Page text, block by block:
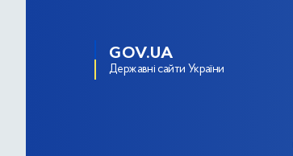
GOV.UA
Державні сайти України